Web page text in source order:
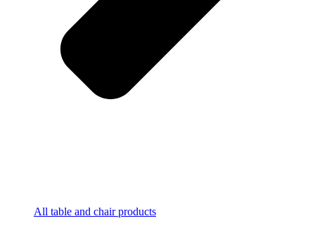
All table and chair products